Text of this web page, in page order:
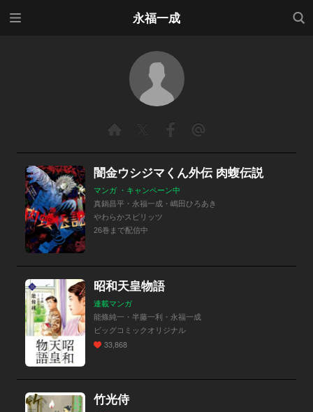
永福一成
検索
闇金ウシジマくん外伝 肉蝮伝説
マンガ ・キャンペーン中
真鍋昌平・永福一成・嶋田ひろあき
やわらかスピリッツ
26巻まで配信中
昭和天皇物語
連載マンガ
能條純一・半藤一利・永福一成
ビッグコミックオリジナル
33,868
竹光侍